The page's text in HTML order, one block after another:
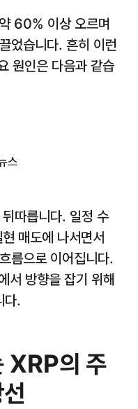
60% 이상 오르며
었습니다. 흔히 이런
원인은 다음과 같습
스
따릅니다. 일정 수
매도에 나서면서
름으로 이어집니다.
방향을 잡기 위해
다.
XRP의 주